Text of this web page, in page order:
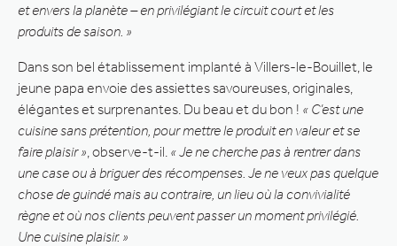
et envers la planète – en privilégiant le circuit court et les
produits de saison. »
Dans son bel établissement implanté à Villers-le-Bouillet, le
jeune papa envoie des assiettes savoureuses, originales,
élégantes et surprenantes. Du beau et du bon ! « C’est une
cuisine sans prétention, pour mettre le produit en valeur et se
faire plaisir » , observe-t-il. « Je ne cherche pas à rentrer dans
une case ou à briguer des récompenses. Je ne veux pas quelque
chose de guindé mais au contraire, un lieu où la convivialité
règne et où nos clients peuvent passer un moment privilégié.
Une cuisine plaisir. »